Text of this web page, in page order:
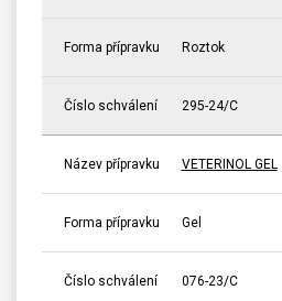
Forma přípravku Roztok
Číslo schválení 295-24/C
Název přípravku VETERINOL GEL
Forma přípravku Gel
Číslo schválení 076-23/C